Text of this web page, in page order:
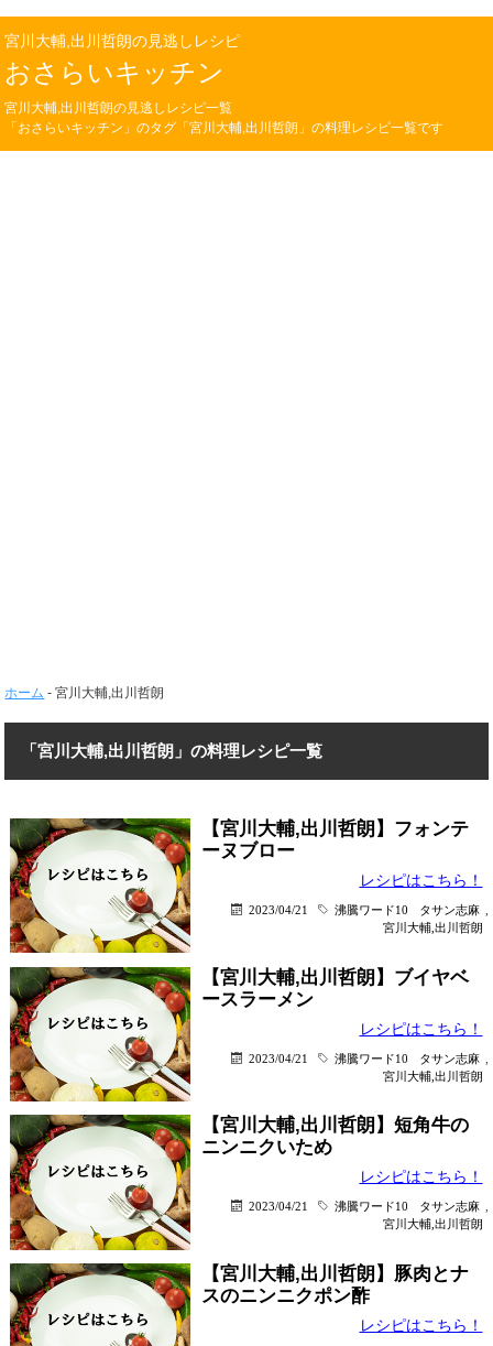
宮川大輔,出川哲朗の見逃しレシピ
おさらいキッチン
宮川大輔,出川哲朗の見逃しレシピ一覧
「おさらいキッチン」のタグ「宮川大輔,出川哲朗」の料理レシピ一覧です
ホーム -宮川大輔,出川哲朗
「宮川大輔,出川哲朗」の料理レシピ一覧
【宮川大輔,出川哲朗】フォンテ
ーヌブロー
レシピはこちら！
2023/04/21 沸騰ワード10 タサン志麻
宮川大輔,出川哲朗
【宮川大輔,出川哲朗】ブイヤベ
ースラーメン
レシピはこちら！
2023/04/21 沸騰ワード10 タサン志麻
宮川大輔,出川哲朗
【宮川大輔,出川哲朗】短角牛の
ニンニクいため
レシピはこちら！
2023/04/21 沸騰ワード10 タサン志麻
宮川大輔,出川哲朗
【宮川大輔,出川哲朗】豚肉とナ
スのニンニクポン酢
レシピはこちら！